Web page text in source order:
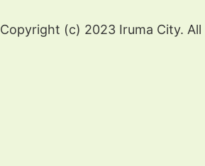
Copyright (c) 2023 Iruma City. All